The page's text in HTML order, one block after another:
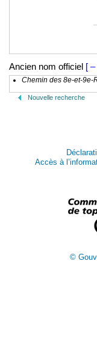
Ancien nom officiel [ –
Chemin des 8e-et-9e-
Nouvelle recherche
Accès à
©